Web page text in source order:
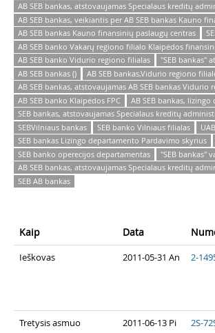
AB SEB bankas, atstovaujamas Specialaus kreditų
AB SEB bankas, veikiantis per AB SEB bankas Kauno
AB SEB bankas Kauno finansinių paslaugų centras
AB SEB banko Vakarų regiono filialo Klaipėdos
AB SEB banko Vidurio regiono filialas
"SEB bankas"
AB SEB bankas ()
AB SEB bankas,Vidurio regiono
AB SEB bankas, atstovaujamas AB SEB bankas Vidurio
AB SEB banko Klaipėdos FPC
AB SEB bankas,
SEB bankas, atstovaujamas Specialaus kreditų
SEBVilniaus bankas
SEB banko Vilniaus filialas
SEB bankas Lizingo departamento Pardavimo skyrius
SEB banko operecijos departamentas
"SEB bankas"
AB SEB bankas, atstovaujamas Specialaus kreditų
SEB AB bankas
Kaip Data
Ieškovas 2011-05-31 An 2-
Tretysis asmuo 2011-06-13 Pi 2S-